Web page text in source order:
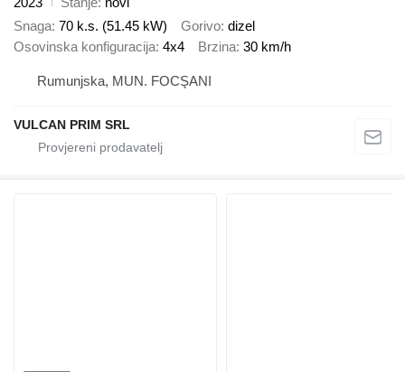
Snaga 70 k.s. (51.45 kW) Gorivo dizel
Osovinska konfiguracija 4x4 Brzina 30 km/h
Rumunjska, MUN. FOCŞANI
VULCAN PRIM SRL